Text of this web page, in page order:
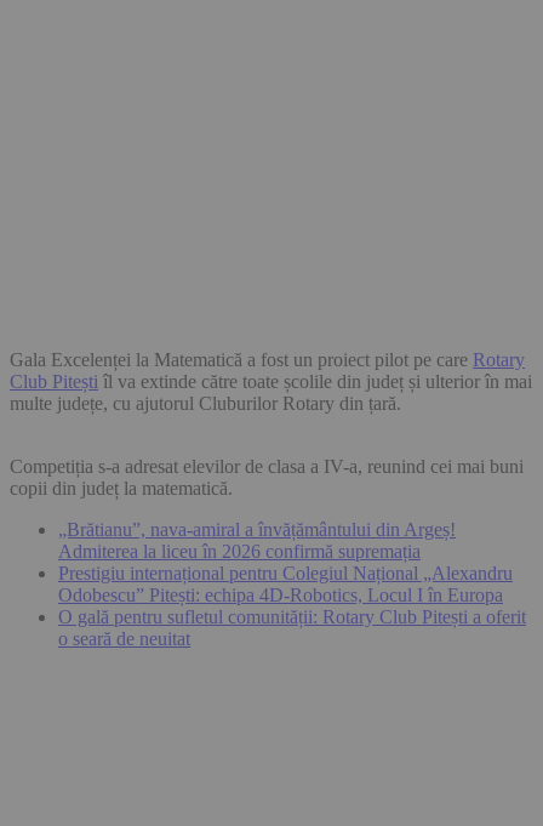
Gala Excelenței la Matematică a fost un proiect pilot pe care Rotary
Club Pitești îl va extinde către toate școlile din județ și ulterior în mai
multe județe, cu ajutorul Cluburilor Rotary din țară.
Competiția s-a adresat elevilor de clasa a IV-a, reunind cei mai buni
copii din județ la matematică.
„Brătianu”, nava-amiral a învățământului din Argeș!
Admiterea la liceu în 2026 confirmă supremația
Prestigiu internațional pentru Colegiul Național „Alexandru
Odobescu” Pitești: echipa 4D-Robotics, Locul I în Europa
O gală pentru sufletul comunității: Rotary Club Pitești a oferit
o seară de neuitat